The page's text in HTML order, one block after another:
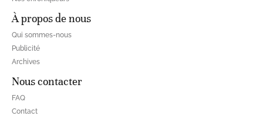
À propos de nous
Qui sommes-nous
Publicité
Archives
Nous contacter
FAQ
Contact